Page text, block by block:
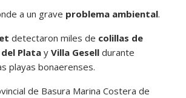
a un grave problema ambiental.
detectaron miles de colillas de
PlatayVilla Gesell durante
playas bonaerenses.
de Basura Marina Costera de